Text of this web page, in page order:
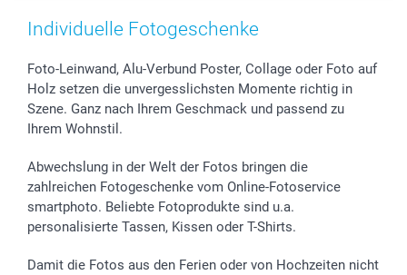
Individuelle Fotogeschenke
Foto-Leinwand, Alu-Verbund Poster, Collage oder Foto auf
Holz setzen die unvergesslichsten Momente richtig in
Szene. Ganz nach Ihrem Geschmack und passend zu
Ihrem Wohnstil.
Abwechslung in der Welt der Fotos bringen die
zahlreichen Fotogeschenke vom Online-Fotoservice
smartphoto. Beliebte Fotoprodukte sind u.a.
personalisierte Tassen, Kissen oder T-Shirts.
Damit die Fotos aus den Ferien oder von Hochzeiten nicht